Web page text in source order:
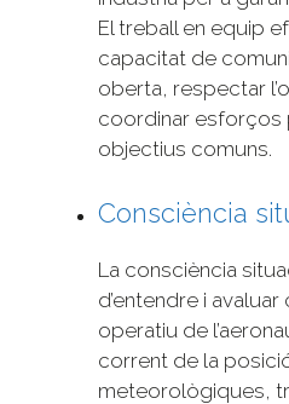
El treball en equip
capacitat de
oberta, respectar
coordinar esforços
objectius comuns.
Consciència
La consciència
d’entendre i
operatiu de
corrent de la
meteorològiques,